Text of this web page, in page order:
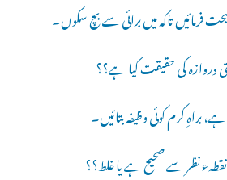
کی حقیقت کیا ہے؟؟
ہے، براہِ کرم کوئی وظیفہ بتائیں۔